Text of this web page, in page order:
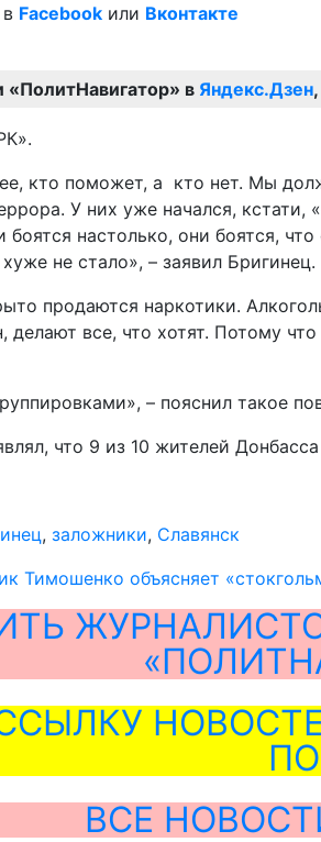
в Facebook или Вконтакте
«ПолитНавигатор» в Яндекс.Дзен,
кто поможет, а кто нет. Мы
У них уже начался,
настолько, они боятся,
не стало», – заявил Бригинец.
продаются наркотики.
все, что хотят. Потому
– пояснил такое
что 9 из 10 жителей
, заложники, Славянск
Тимошенко объясняет
ВСЕ